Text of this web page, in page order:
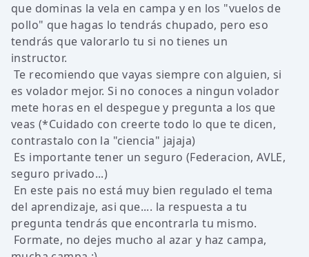
que dominas la vela en campa y en los "vuelos de
pollo" que hagas lo tendrás chupado, pero eso
tendrás que valorarlo tu si no tienes un
instructor.
Te recomiendo que vayas siempre con alguien, si
es volador mejor. Si no conoces a ningun volador
mete horas en el despegue y pregunta a los que
veas (*Cuidado con creerte todo lo que te dicen,
contrastalo con la "ciencia" jajaja)
Es importante tener un seguro (Federacion, AVLE,
seguro privado...)
En este pais no está muy bien regulado el tema
del aprendizaje, asi que.... la respuesta a tu
pregunta tendrás que encontrarla tu mismo.
Formate, no dejes mucho al azar y haz campa,